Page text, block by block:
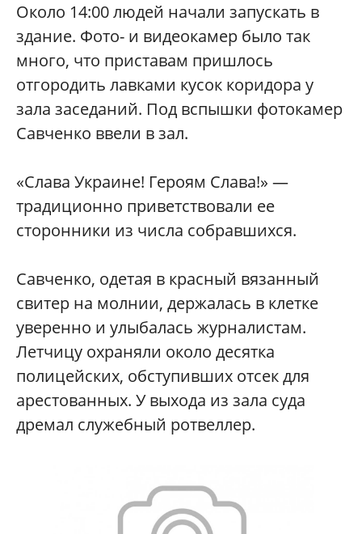
Около 14:00 людей начали запускать в
здание. Фото- и видеокамер было так
много, что приставам пришлось
отгородить лавками кусок коридора у
зала заседаний. Под вспышки фотокамер
Савченко ввели в зал.
«Слава Украине! Героям Слава!» —
традиционно приветствовали ее
сторонники из числа собравшихся.
Савченко, одетая в красный вязанный
свитер на молнии, держалась в клетке
уверенно и улыбалась журналистам.
Летчицу охраняли около десятка
полицейских, обступивших отсек для
арестованных. У выхода из зала суда
дремал служебный ротвеллер.